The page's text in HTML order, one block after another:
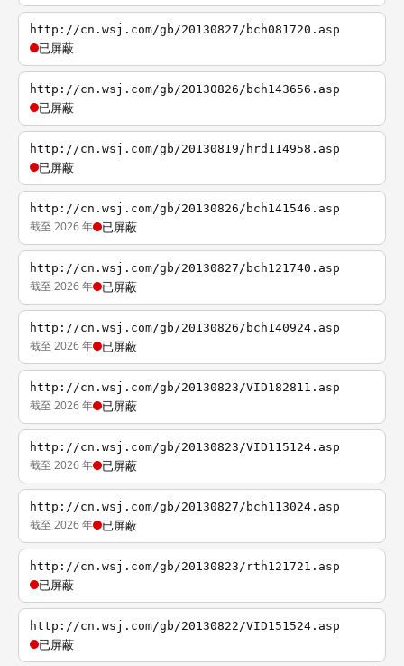
http://cn.wsj.com/gb/20130827/bch081720.asp
已屏蔽
http://cn.wsj.com/gb/20130826/bch143656.asp
已屏蔽
http://cn.wsj.com/gb/20130819/hrd114958.asp
已屏蔽
http://cn.wsj.com/gb/20130826/bch141546.asp
截至 2026 年 已屏蔽
http://cn.wsj.com/gb/20130827/bch121740.asp
截至 2026 年 已屏蔽
http://cn.wsj.com/gb/20130826/bch140924.asp
截至 2026 年 已屏蔽
http://cn.wsj.com/gb/20130823/VID182811.asp
截至 2026 年 已屏蔽
http://cn.wsj.com/gb/20130823/VID115124.asp
截至 2026 年 已屏蔽
http://cn.wsj.com/gb/20130827/bch113024.asp
截至 2026 年 已屏蔽
http://cn.wsj.com/gb/20130823/rth121721.asp
已屏蔽
http://cn.wsj.com/gb/20130822/VID151524.asp
已屏蔽